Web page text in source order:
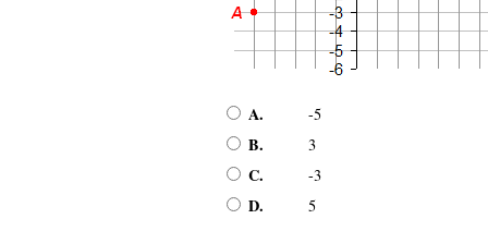
A. -5
B. 3
C. -3
D. 5